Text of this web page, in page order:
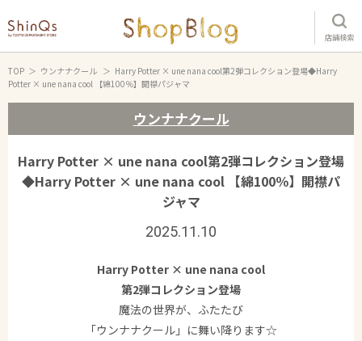
店舗検索
TOP ウンナナクール
Harry Potter × une nana cool第2弾コレクション登場◆Harry
Potter × une nana cool 【綿100％】開襟パジャマ
ウンナナクール
Harry Potter × une nana cool第2弾コレクション登場
◆Harry Potter × une nana cool 【綿100％】開襟パ
ジャマ
2025.11.10
Harry Potter × une nana cool
第2弾コレクション登場
魔法の世界が、ふたたび
「ウンナナクール」に舞い降ります☆